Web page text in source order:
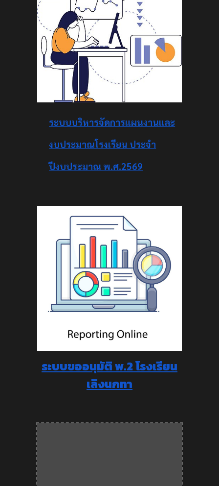
ระบบบริหารจัดการแผนงานและ
งบประมาณโรงเรียน ประจำ
ปีงบประมาณ พ.ศ.2569
ระบบขออนุมัติ พ.2 โรงเรียน
เลิงนกทา